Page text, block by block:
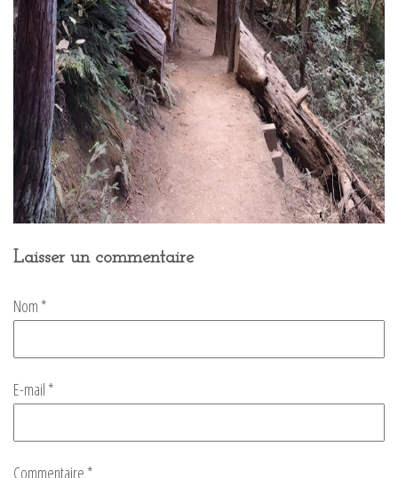
Laisser un commentaire
Commentaire *
Nom *
E-mail *